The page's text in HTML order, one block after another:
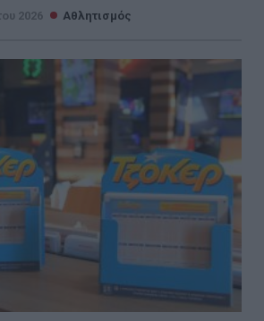
2026 Αθλητισμός